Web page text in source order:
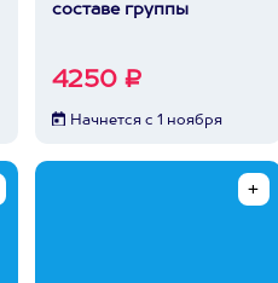
составе группы
4250 ₽
Начнется с 1 ноября